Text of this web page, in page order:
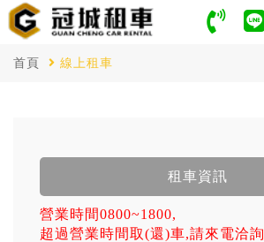
首頁 線上租車
租車資訊
營業時間0800~1800,
超過營業時間取(還)車,請來電洽詢